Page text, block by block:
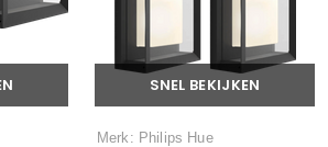
SNEL BEKIJKEN
Merk: Philips Hue